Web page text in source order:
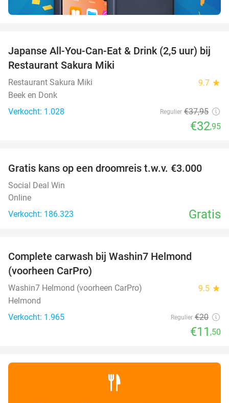
13%
Japanse All-You-Can-Eat & Drink (2,5 uur) bij
Restaurant Sakura Miki
Restaurant Sakura Miki 9.7 star
Beek en Donk
Verkocht: 1.028
Regulier €37,95
€32,95
Gratis kans op een droomreis t.w.v. €3.000
Social Deal Win
Online
Verkocht: 186.323
Gratis
Complete carwash bij Washin7 Helmond
(voorheen CarPro)
Washin7 Helmond (voorheen CarPro) 9.5 star
Helmond
Verkocht: 1.965
Regulier €20
€11 ,50